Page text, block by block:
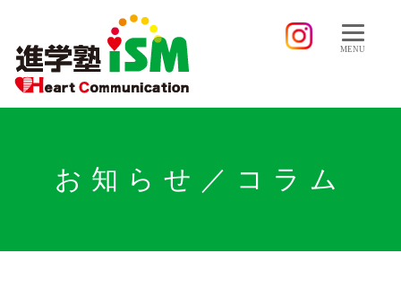
MENU
お知らせ／コラム